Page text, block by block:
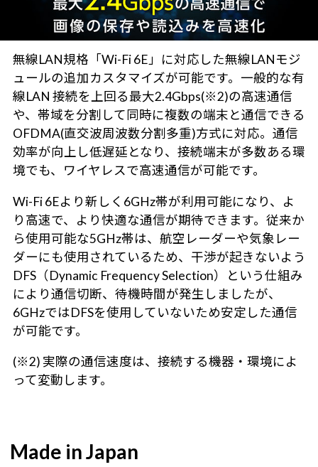
無線LAN規格「Wi-Fi 6E」に対応した無線LANモジ
ュールの追加カスタマイズが可能です。一般的な有
線LAN 接続を上回る最大2.4Gbps(※2)の高速通信
や、帯域を分割して同時に複数の端末と通信できる
OFDMA(直交波周波数分割多重)方式に対応。通信
効率が向上し低遅延となり、接続端末が多数ある環
境でも、ワイヤレスで高速通信が可能です。
Wi-Fi 6Eより新しく6GHz帯が利用可能になり、よ
り高速で、より快適な通信が期待できます。従来か
ら使用可能な5GHz帯は、航空レーダーや気象レー
ダーにも使用されているため、干渉が起きないよう
DFS（Dynamic Frequency Selection）という仕組み
により通信切断、待機時間が発生しましたが、
6GHzではDFSを使用していないため安定した通信
が可能です。
(※2) 実際の通信速度は、接続する機器・環境によ
って変動します。
Made in Japan